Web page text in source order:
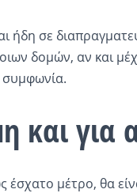
ήδη σε
δομών, αν και
συμφωνία.
και για
έσχατο μέτρο, θα